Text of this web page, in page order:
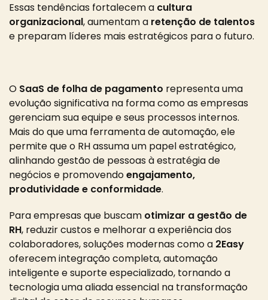
Essas tendências fortalecem a cultura
organizacional, aumentam a retenção de talentos
e preparam líderes mais estratégicos para o futuro.
O SaaS de folha de pagamento representa uma
evolução significativa na forma como as empresas
gerenciam sua equipe e seus processos internos.
Mais do que uma ferramenta de automação, ele
permite que o RH assuma um papel estratégico,
alinhando gestão de pessoas à estratégia de
negócios e promovendoengajamento,
produtividade e conformidade.
Para empresas que buscam otimizar a gestão de
RH, reduzir custos e melhorar a experiência dos
colaboradores, soluções modernas como a 2Easy
oferecem integração completa, automação
inteligente e suporte especializado, tornando a
tecnologia uma aliada essencial na transformação